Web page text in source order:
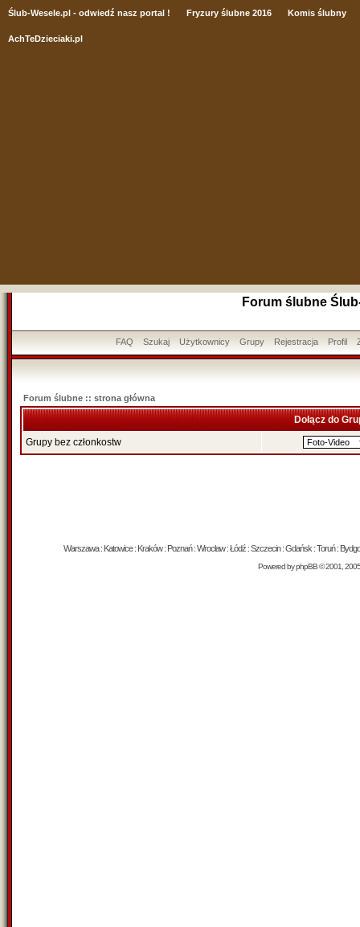
Ślub-Wesele.pl - odwiedź nasz portal ! Fryzury ślubne 2016 Komis ślubny
AchTeDzieciaki.pl
Forum ślubne
FAQ Szukaj Użytkownicy Grupy Rejestracja Profil
Forum ślubne :: strona główna
Dołącz do
Grupy bez członkostw
Warszawa : Katowice : Kraków : Poznań : Wrocław : Łódź : Szczecin : Gdańsk : Toruń :
Powered byphpBB© 2001,